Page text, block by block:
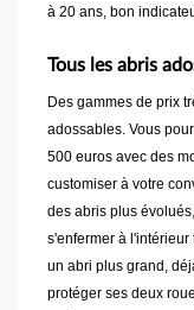
à 20 ans, bon
Tous les abris
Des gammes de prix
adossables. Vous
500 euros avec des
customiser à votre
des abris plus
s'enfermer à
un abri plus grand,
protéger ses deux